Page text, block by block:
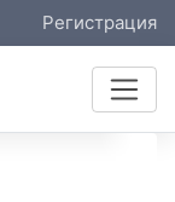
Регистрация